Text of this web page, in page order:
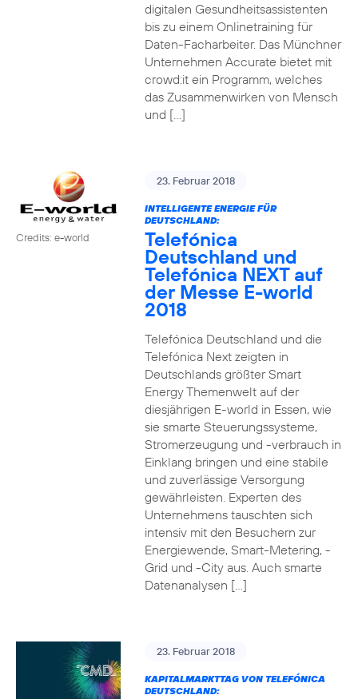
digitalen Gesundheitsassistenten
bis zu einem Onlinetraining für
Daten-Facharbeiter. Das Münchner
Unternehmen Accurate bietet mit
crowd:it ein Programm, welches
das Zusammenwirken von Mensch
und […]
Credits: e-world
23. Februar 2018
INTELLIGENTE ENERGIE FÜR
DEUTSCHLAND:
Telefónica
Deutschland und
Telefónica NEXT auf
der Messe E-world
2018
Telefónica Deutschland und die
Telefónica Next zeigten in
Deutschlands größter Smart
Energy Themenwelt auf der
diesjährigen E-world in Essen, wie
sie smarte Steuerungssysteme,
Stromerzeugung und -verbrauch in
Einklang bringen und eine stabile
und zuverlässige Versorgung
gewährleisten. Experten des
Unternehmens tauschten sich
intensiv mit den Besuchern zur
Energiewende, Smart-Metering, -
Grid und -City aus. Auch smarte
Datenanalysen […]
23. Februar 2018
KAPITALMARKTTAG VON TELEFÓNICA
DEUTSCHLAND: